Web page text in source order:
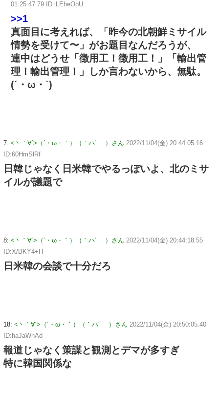
01:25:47.79 ID:iLEheOpU
>>1
真面目に考えれば、「昨今の北朝鮮ミサイル
情勢を受けて〜」がお題目なんだろうが、
連中はどうせ「徴用工！徴用工！」「輸出管
理！輸出管理！」しか言わないから、無駄。
(´・ω・`)
7: <丶｀∀´>（´・ω・｀）（｀ハ´ ）さん 2022/11/04(金) 20:44:05.16
ID:60HmSlRf
日韓じゃなく日米韓でやるっぽいよ、北のミサ
イルが議題で
8: <丶｀∀´>（´・ω・｀）（｀ハ´ ）さん 2022/11/04(金) 20:44:18.55
ID:X/BKY4+H
日米韓の会談で十分だろ
18: <丶｀∀´>（´・ω・｀）（｀ハ´ ）さん 2022/11/04(金) 20:50:05.40
ID:haJaWnAd
報道じゃなく策謀と観測とデマが多すぎ
特に韓国関係な